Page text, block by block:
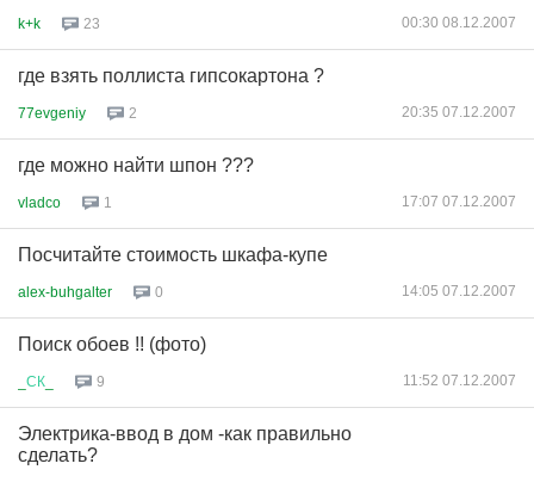
k+k 23 00:30 08.12.2007
где взять поллиста гипсокартона ?
77evgeniy 2 20:35 07.12.2007
где можно найти шпон ???
vladco 1 17:07 07.12.2007
Посчитайте стоимость шкафа-купе
alex-buhgalter 0 14:05 07.12.2007
Поиск обоев !! (фото)
СК 9 11:52 07.12.2007
Электрика-ввод в дом -как правильно
сделать?